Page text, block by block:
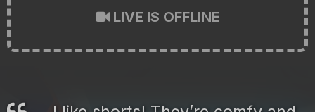
LIVE IS OFFLINE